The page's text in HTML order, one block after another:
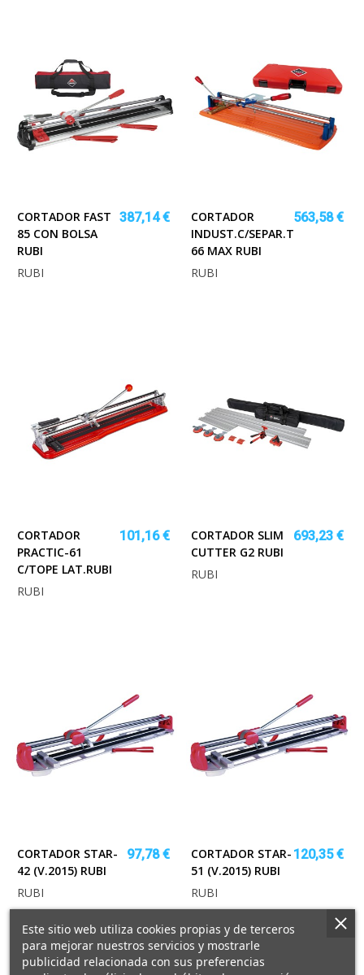
CORTADOR FAST
85 CON BOLSA
RUBI
387,14 €
RUBI
CORTADOR
INDUST.C/SEPAR.TS-
66 MAX RUBI
563,58 €
RUBI
CORTADOR
PRACTIC-61
C/TOPE LAT.RUBI
101,16 €
RUBI
CORTADOR SLIM
CUTTER G2 RUBI
693,23 €
RUBI
CORTADOR STAR-
42 (V.2015) RUBI
97,78 €
RUBI
CORTADOR STAR-
51 (V.2015) RUBI
120,35 €
RUBI
Este sitio web utiliza cookies propias y de terceros
para mejorar nuestros servicios y mostrarle
publicidad relacionada con sus preferencias